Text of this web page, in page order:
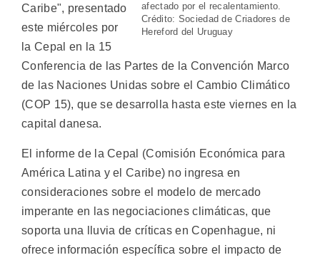
afectado por el recalentamiento.
Crédito: Sociedad de Criadores de
Hereford del Uruguay
Caribe", presentado
este miércoles por
la Cepal en la 15
Conferencia de las Partes de la Convención Marco
de las Naciones Unidas sobre el Cambio Climático
(COP 15), que se desarrolla hasta este viernes en la
capital danesa.
El informe de la Cepal (Comisión Económica para
América Latina y el Caribe) no ingresa en
consideraciones sobre el modelo de mercado
imperante en las negociaciones climáticas, que
soporta una lluvia de críticas en Copenhague, ni
ofrece información específica sobre el impacto de